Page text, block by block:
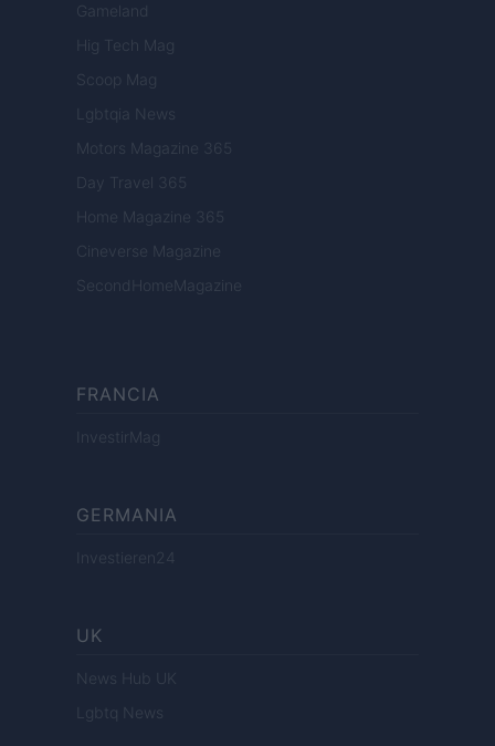
Gameland
Hig Tech Mag
Scoop Mag
Lgbtqia News
Motors Magazine 365
Day Travel 365
Home Magazine 365
Cineverse Magazine
SecondHomeMagazine
FRANCIA
InvestirMag
GERMANIA
Investieren24
UK
News Hub UK
Lgbtq News